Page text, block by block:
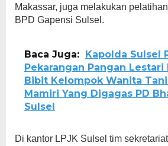
Makassar, juga melakukan
BPD Gapensi Sulsel.
Baca Juga:
Kapolda Sulsel
Pekarangan Pangan Lestari
Bibit Kelompok Wanita
Mamiri Yang Digagas PD
Sulsel
Di kantor LPJK Sulsel tim